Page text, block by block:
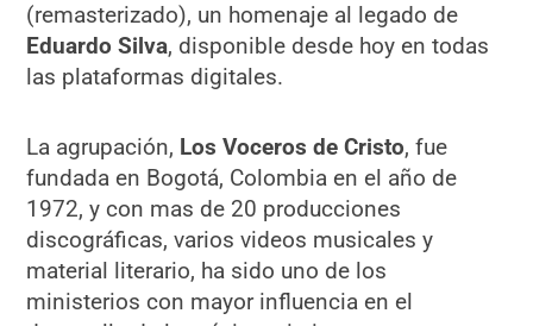
(remasterizado), un homenaje al legado de
Eduardo Silva, disponible desde hoy en todas
las plataformas digitales.
La agrupación, Los Voceros de Cristo, fue
fundada en Bogotá, Colombia en el año de
1972, y con mas de 20 producciones
discográficas, varios videos musicales y
material literario, ha sido uno de los
ministerios con mayor influencia en el